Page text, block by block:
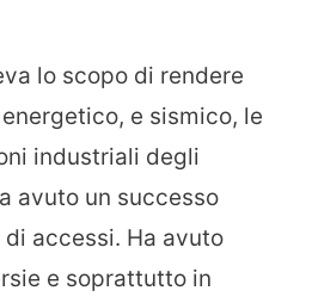
lo scopo di rendere
e sismico, le
industriali degli
avuto un successo
accessi. Ha avuto
e soprattutto in